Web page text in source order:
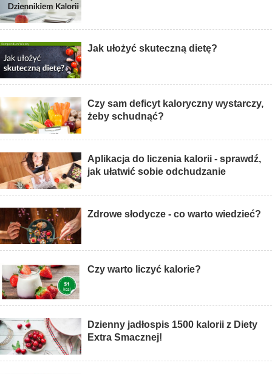
Jak ułożyć skuteczną dietę?
Czy sam deficyt kaloryczny wystarczy,
żeby schudnąć?
Aplikacja do liczenia kalorii - sprawdź,
jak ułatwić sobie odchudzanie
Zdrowe słodycze - co warto wiedzieć?
Czy warto liczyć kalorie?
Dzienny jadłospis 1500 kalorii z Diety
Extra Smacznej!